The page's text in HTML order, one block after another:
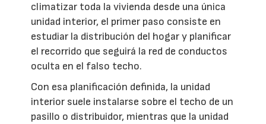
climatizar toda la vivienda desde una única
unidad interior, el primer paso consiste en
estudiar la distribución del hogar y planificar
el recorrido que seguirá la red de conductos
oculta en el falso techo.
Con esa planificación definida, la unidad
interior suele instalarse sobre el techo de un
pasillo o distribuidor, mientras que la unidad